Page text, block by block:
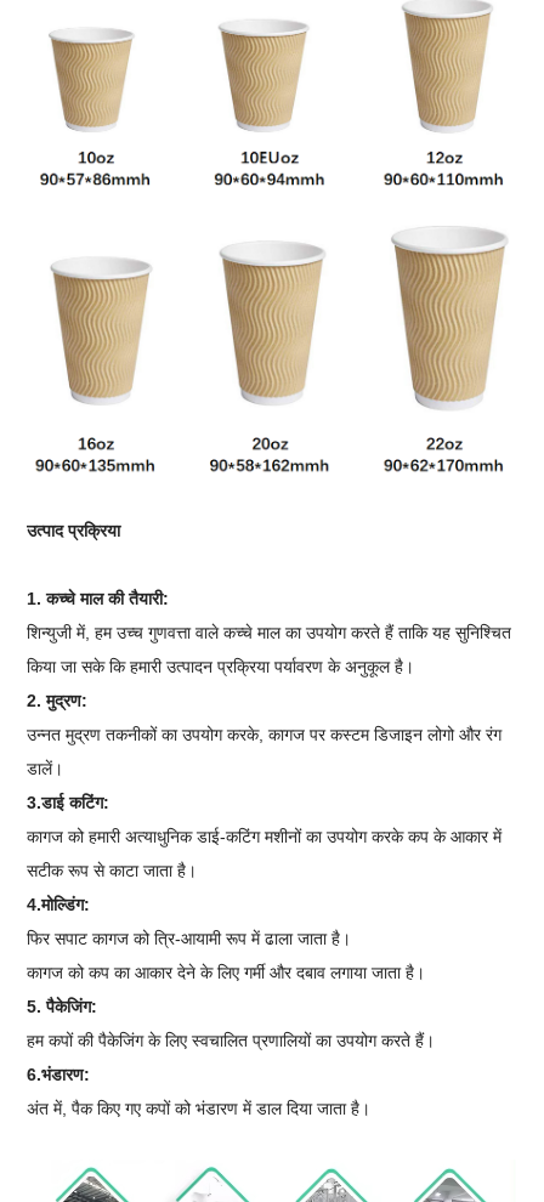
उत्पाद प्रक्रिया
1. कच्चे माल की तैयारी:
शिन्युजी में, हम उच्च गुणवत्ता वाले कच्चे माल का उपयोग करते हैं ताकि यह सुनिश्चित
किया जा सके कि हमारी उत्पादन प्रक्रिया पर्यावरण के अनुकूल है।
2. मुद्रण:
उन्नत मुद्रण तकनीकों का उपयोग करके, कागज पर कस्टम डिजाइन लोगो और रंग
डालें।
3.डाई कटिंग:
कागज को हमारी अत्याधुनिक डाई-कटिंग मशीनों का उपयोग करके कप के आकार में
सटीक रूप से काटा जाता है।
4.मोल्डिंग:
फिर सपाट कागज को त्रि-आयामी रूप में ढाला जाता है।
कागज को कप का आकार देने के लिए गर्मी और दबाव लगाया जाता है।
5. पैकेजिंग:
हम कपों की पैकेजिंग के लिए स्वचालित प्रणालियों का उपयोग करते हैं।
6.भंडारण:
अंत में, पैक किए गए कपों को भंडारण में डाल दिया जाता है।